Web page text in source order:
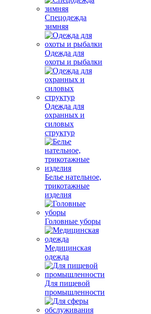
Спецодежда
зимняя
Одежда для
охоты и рыбалки
Одежда для
охранных и
силовых
структур
Белье нательное,
трикотажные
изделия
Головные уборы
Медицинская
одежда
Для пищевой
промышленности